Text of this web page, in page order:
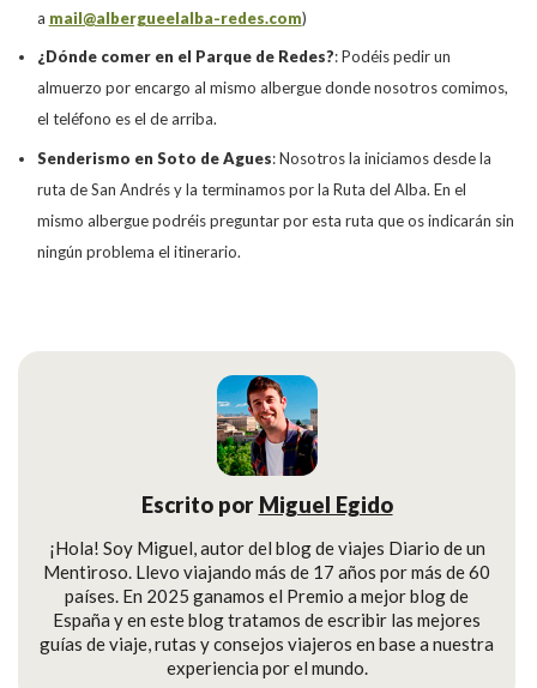
a mail@albergueelalba-redes.com)
¿Dónde comer en el Parque de Redes?: Podéis pedir un
almuerzo por encargo al mismo albergue donde nosotros comimos,
el teléfono es el de arriba.
Senderismo en Soto de Agues: Nosotros la iniciamos desde la
ruta de San Andrés y la terminamos por la Ruta del Alba. En el
mismo albergue podréis preguntar por esta ruta que os indicarán sin
ningún problema el itinerario.
Escrito por Miguel Egido
¡Hola! Soy Miguel, autor del blog de viajes Diario de un
Mentiroso. Llevo viajando más de 17 años por más de 60
países. En 2025 ganamos el Premio a mejor blog de
España y en este blog tratamos de escribir las mejores
guías de viaje, rutas y consejos viajeros en base a nuestra
experiencia por el mundo.